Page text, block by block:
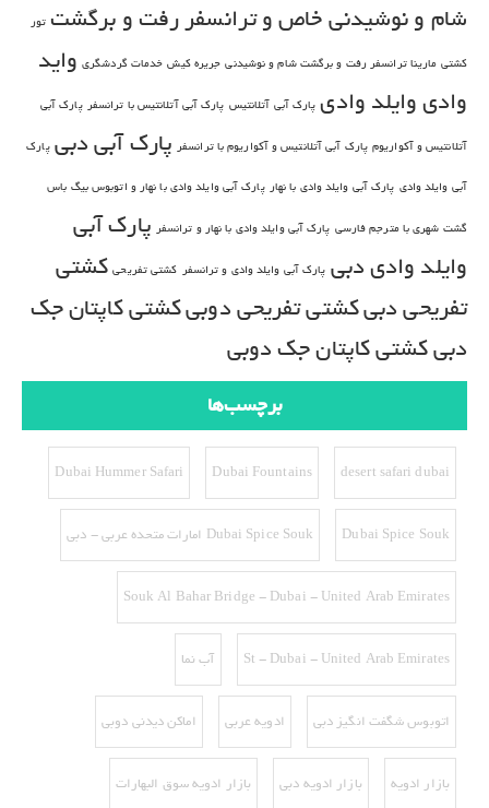
شام و نوشیدنی خاص و ترانسفر رفت و برگشت تور
کشتی مارینا ترانسفر رفت و برگشت شام و نوشیدنی جریره کیش خدمات گردشگری واید
وادیوایلد وادی پارک آبی آتلانتیس پارک آبی آتلانتیس با ترانسفر پارک آبی
آتلانتیس و آکواریوم پارک آبی آتلانتیس و آکواریوم با ترانسفر پارک آبی دبی پارک
آبی وایلد وادی پارک آبی وایلد وادی با نهار پارک آبی وایلد وادی با نهار و اتوبوس بیگ باس
گشت شهری با مترجم فارسی پارک آبی وایلد وادی با نهار و ترانسفر پارک آبی
وایلد وادی دبی پارک آبی وایلد وادی و ترانسفر کشتی تفریحی کشتی
تفریحی دبیکشتی تفریحی دوبیکشتی کاپتان جک
دبیکشتی کاپتان جک دوبی
برچسب‌ها
desert safari dubai
Dubai Fountains
Dubai Hummer Safari
Dubai Spice Souk Dubai Spice Souk امارات متحده عربی - دبی
Souk Al Bahar Bridge - Dubai - United Arab Emirates
St - Dubai - United Arab Emirates آب نما
اتوبوس شگفت انگیز دبی ادویه عربی اماکن دیدنی دوبی
بازار ادویه بازار ادویه دبی بازار ادویه سوق البهارات